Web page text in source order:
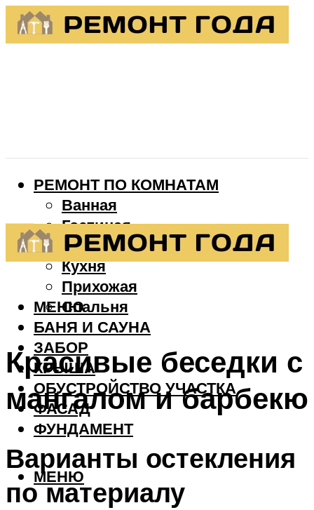
РЕМОНТ ПО КОМНАТАМ
Ванная
Гостиная
Детская
Кухня
Прихожая
Спальня
БАНЯ И САУНА
ЗАБОР
КРЫША
ОБУСТРОЙСТВО УЧАСТКА
ФАСАД
ФУНДАМЕНТ
МЕНЮ
МЕНЮ
Красивые беседки с
мангалом и барбекю
Варианты остекления
по материалу